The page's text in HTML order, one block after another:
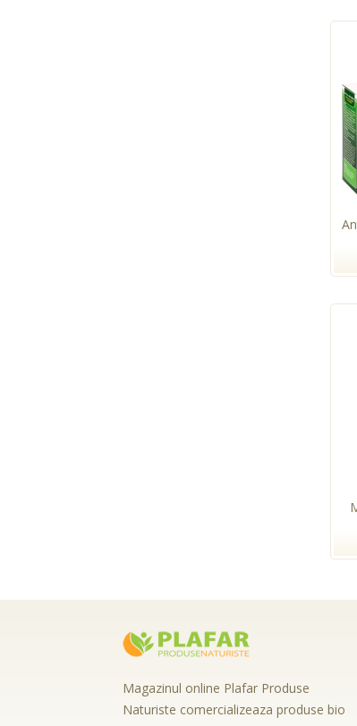
Magazinul online Plafar Produse
Naturiste comercializeaza produse bio